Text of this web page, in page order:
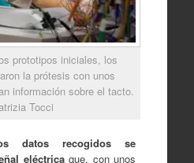
prototipos iniciales, los
la prótesis con unos
información sobre el tacto.
Tocci
datos recogidos se
eléctricaque, con unos